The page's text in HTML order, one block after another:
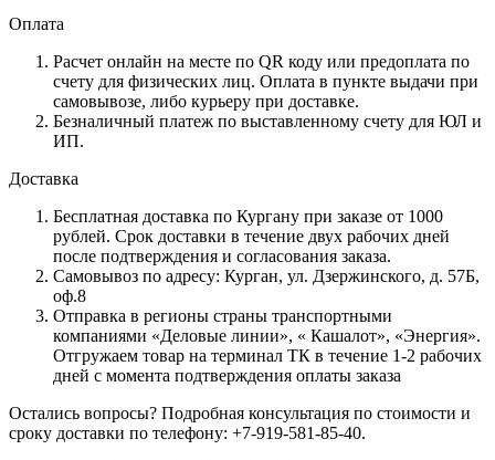
Оплата
Расчет онлайн на месте по QR коду или предоплата по
счету для физических лиц. Оплата в пункте выдачи при
самовывозе, либо курьеру при доставке.
Безналичный платеж по выставленному счету для ЮЛ и
ИП.
Доставка
Бесплатная доставка по Кургану при заказе от 1000
рублей. Срок доставки в течение двух рабочих дней
после подтверждения и согласования заказа.
Самовывоз по адресу: Курган, ул. Дзержинского, д. 57Б,
оф.8
Отправка в регионы страны транспортными
компаниями «Деловые линии», « Кашалот», «Энергия».
Отгружаем товар на терминал ТК в течение 1-2 рабочих
дней с момента подтверждения оплаты заказа
Остались вопросы? Подробная консультация по стоимости и
сроку доставки по телефону: +7-919-581-85-40.